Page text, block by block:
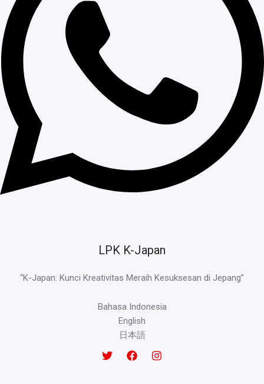
LPK K-Japan
“K-Japan: Kunci Kreativitas Meraih Kesuksesan di Jepang”
Bahasa Indonesia
English
日本語